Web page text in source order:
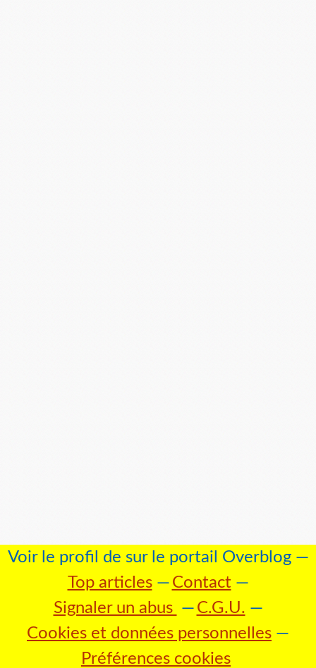
Voir le profil de sur le portail Overblog
Top articles
Contact
Signaler un abus
C.G.U.
Cookies et données personnelles
Préférences cookies